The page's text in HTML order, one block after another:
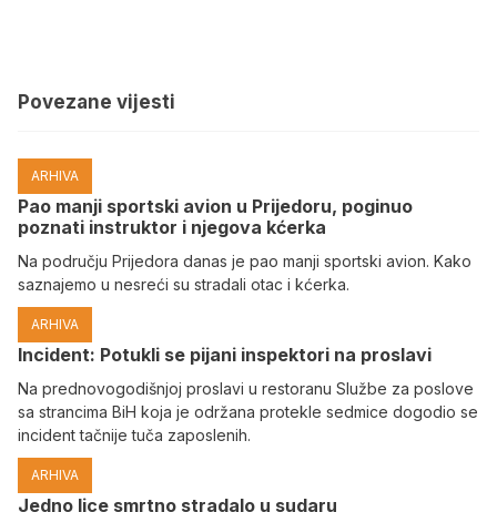
Povezane vijesti
ARHIVA
Pao manji sportski avion u Prijedoru, poginuo
poznati instruktor i njegova kćerka
Na području Prijedora danas je pao manji sportski avion. Kako
saznajemo u nesreći su stradali otac i kćerka.
ARHIVA
Incident: Potukli se pijani inspektori na proslavi
Na prednovogodišnjoj proslavi u restoranu Službe za poslove
sa strancima BiH koja je održana protekle sedmice dogodio se
incident tačnije tuča zaposlenih.
ARHIVA
Јedno lice smrtno stradalo u sudaru